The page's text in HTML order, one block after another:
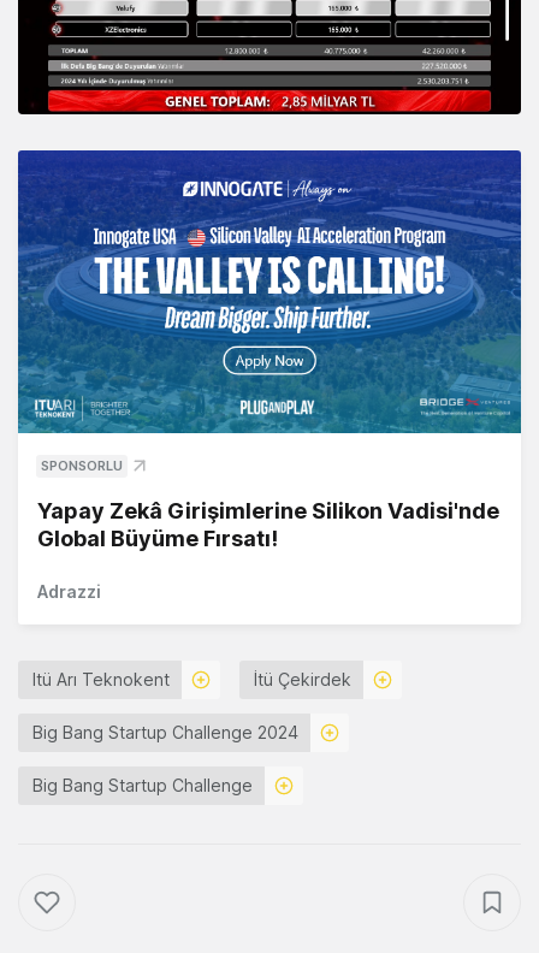
SPONSORLU
Yapay Zekâ Girişimlerine Silikon Vadisi'nde
Global Büyüme Fırsatı!
Adrazzi
Itü Arı Teknokent İtü Çekirdek
Big Bang Startup Challenge 2024
Big Bang Startup Challenge